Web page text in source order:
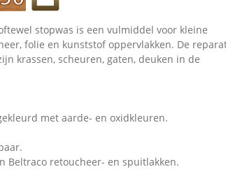
stopwas is een vulmiddel voor kleine
folie en kunststof oppervlakken. De
krassen, scheuren, gaten, deuken in de
met aarde- en oxidkleuren.
Beltraco retoucheer- en spuitlakken.